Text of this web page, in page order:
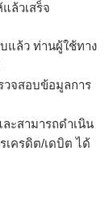
ล้วเสร็จ
แล้ว ท่านผู้ใช้ทาง
วจสอบข้อมูลการ
ละสามารถดำเนิน
เครดิต/เดบิต ได้